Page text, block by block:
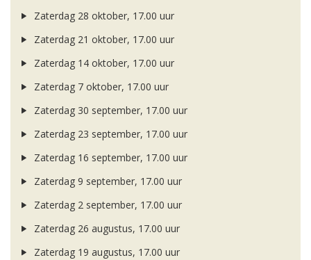
Zaterdag 28 oktober, 17.00 uur
Zaterdag 21 oktober, 17.00 uur
Zaterdag 14 oktober, 17.00 uur
Zaterdag 7 oktober, 17.00 uur
Zaterdag 30 september, 17.00 uur
Zaterdag 23 september, 17.00 uur
Zaterdag 16 september, 17.00 uur
Zaterdag 9 september, 17.00 uur
Zaterdag 2 september, 17.00 uur
Zaterdag 26 augustus, 17.00 uur
Zaterdag 19 augustus, 17.00 uur